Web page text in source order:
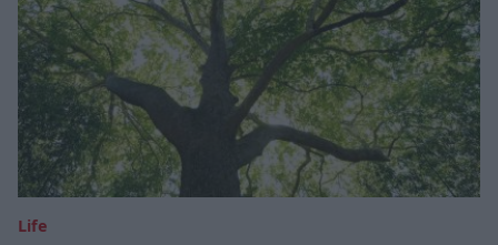
Life